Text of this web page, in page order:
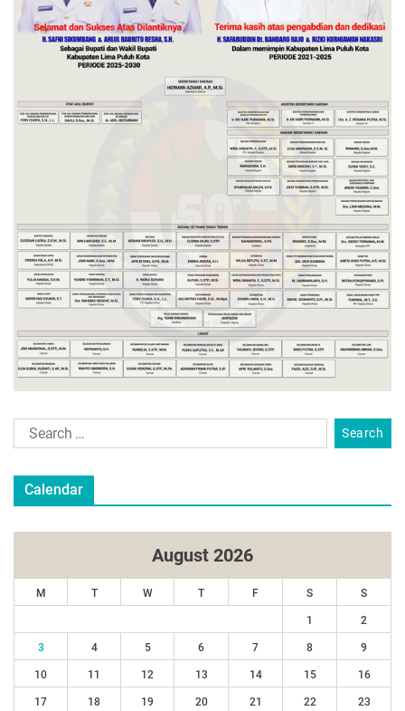
Calendar
August 2026
M T W T F S S
1 2
3 4 5 6 7 8 9
10 11 12 13 14 15 16
17 18 19 20 21 22 23